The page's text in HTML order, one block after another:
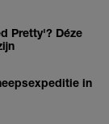
Pretty'? Déze
in